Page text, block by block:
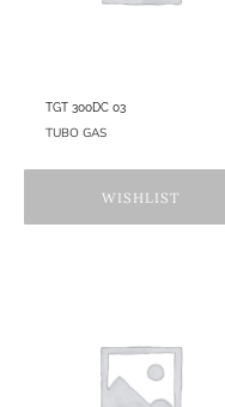
TGT 300DC 03
TUBO GAS
WISHLIST